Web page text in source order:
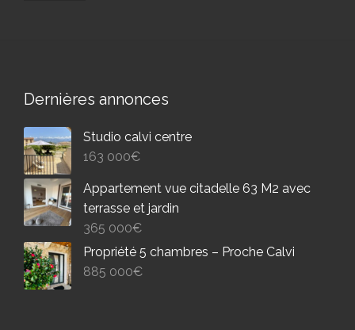
Dernières annonces
Studio calvi centre
163 000€
Appartement vue citadelle 63 M2 avec
terrasse et jardin
365 000€
Propriété 5 chambres – Proche Calvi
885 000€